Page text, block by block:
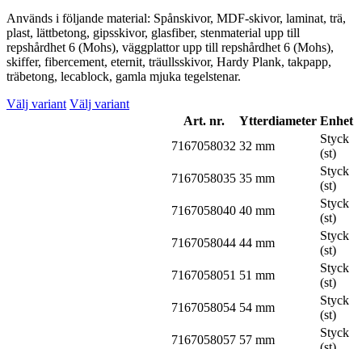
Används i följande material: Spånskivor, MDF-skivor, laminat, trä,
plast, lättbetong, gipsskivor, glasfiber, stenmaterial upp till
repshårdhet 6 (Mohs), väggplattor upp till repshårdhet 6 (Mohs),
skiffer, fibercement, eternit, träullsskivor, Hardy Plank, takpapp,
träbetong, lecablock, gamla mjuka tegelstenar.
Välj variant Välj variant
Art. nr.
Ytterdiameter Enhet
7167058032 32 mm
Styck
(st)
7167058035 35 mm
Styck
(st)
7167058040 40 mm
Styck
(st)
7167058044 44 mm
Styck
(st)
7167058051 51 mm
Styck
(st)
7167058054 54 mm
Styck
(st)
7167058057 57 mm
Styck